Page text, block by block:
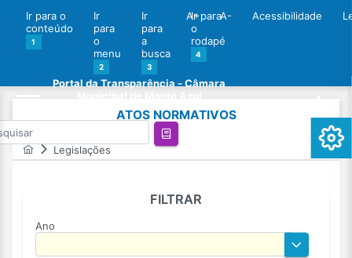
Ir para o
conteúdo
1
Ir
para
o
menu
2
Ir
para
a
busca
3
Ir para
o
rodapé
4
A+ A- Acessibilidade
Portal da Transparência - Câmara
ATOS NORMATIVOS
Legislações
FILTRAR
Ano